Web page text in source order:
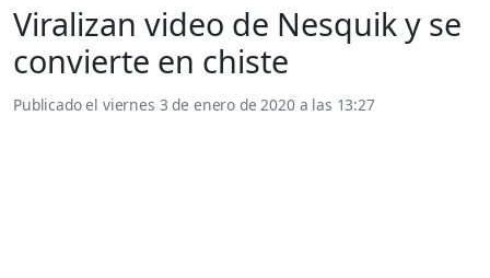
Viralizan video de Nesquik y se
convierte en chiste
Publicado el viernes 3 de enero de 2020 a las 13:27